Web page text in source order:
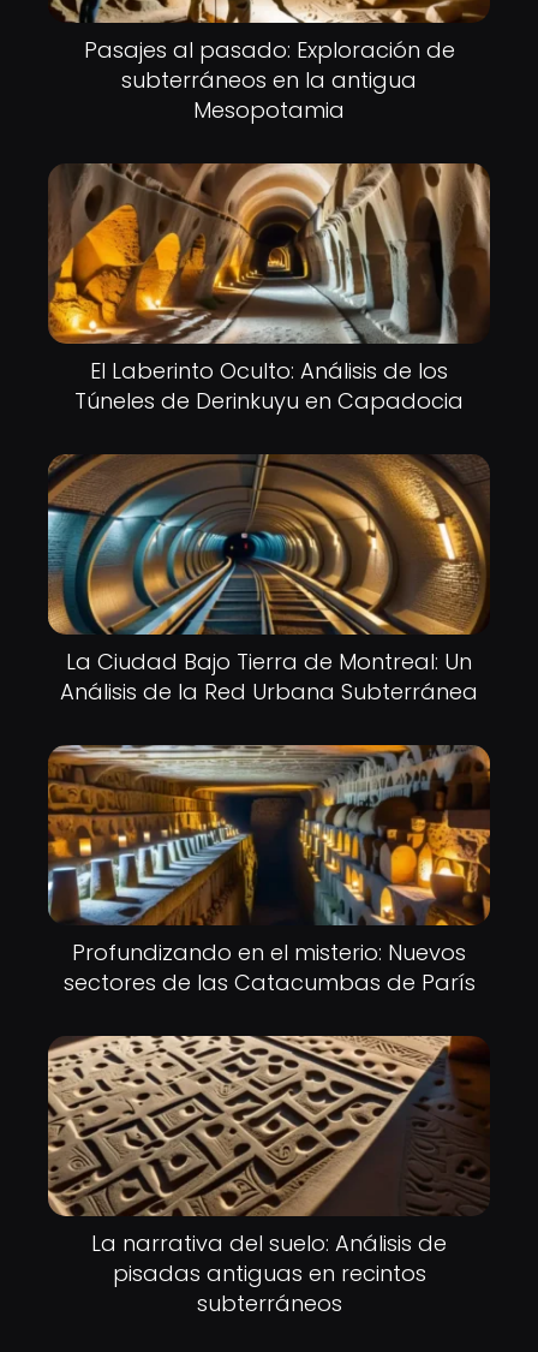
Pasajes al pasado: Exploración de
subterráneos en la antigua
Mesopotamia
El Laberinto Oculto: Análisis de los
Túneles de Derinkuyu en Capadocia
La Ciudad Bajo Tierra de Montreal: Un
Análisis de la Red Urbana Subterránea
Profundizando en el misterio: Nuevos
sectores de las Catacumbas de París
La narrativa del suelo: Análisis de
pisadas antiguas en recintos
subterráneos